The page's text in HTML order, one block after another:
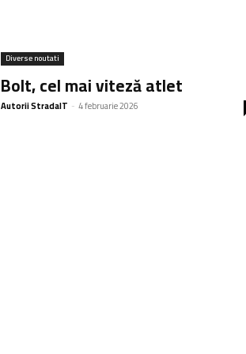
Diverse noutati
Bolt, cel mai viteză atlet
Autorii StradaIT - 4 februarie 2026